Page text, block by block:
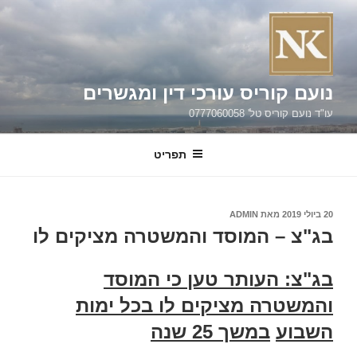
דילוג
נועם קוריס עורכי דין ומגשרים
עו"ד נועם קוריס טל' 0777060058
תפריט
פורסם
20 ביולי 2019 מאת ADMIN
בג"צ – המוסד והמשטרה מציקים לו
בג"צ: העותר טען כי המוסד
והמשטרה מציקים לו בכל ימות
השבוע במשך 25 שנה